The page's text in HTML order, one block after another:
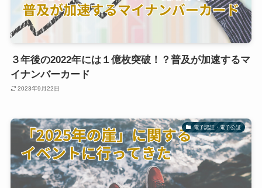
３年後の2022年には１億枚突破！？普及が加速するマ
イナンバーカード
2023年9月22日
電子認証・電子公証